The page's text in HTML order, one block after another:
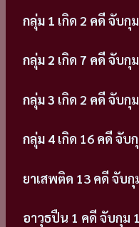
กลุ่ม 1 เกิด 2 คดี จับกุ
กลุ่ม 2 เกิด 7 คดี จับกุ
กลุ่ม 3 เกิด 2 คดี จับกุ
กลุ่ม 4 เกิด 16 คดี จับ
ยาเสพติด 13 คดี จับ
อาวุธปืน 1 คดี จับกุม